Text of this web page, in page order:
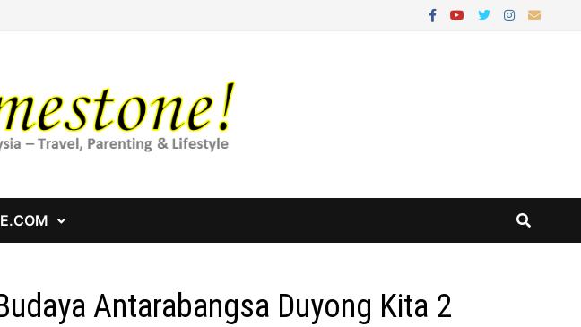
Antarabangsa Duyong Kita 2